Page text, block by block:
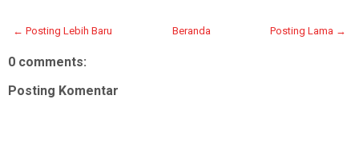
← Posting Lebih Baru Posting Lama →
Beranda
0 comments:
Posting Komentar